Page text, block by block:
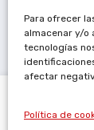
Para ofrecer
almacenar y/o
tecnologías
afectar
Política de